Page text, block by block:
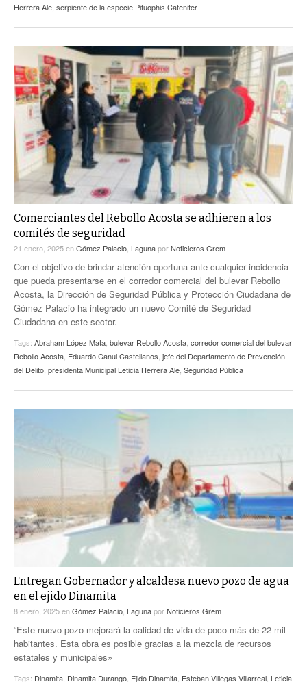
Herrera Ale, serpiente de la especie Pituophis Catenifer
Comerciantes del Rebollo Acosta se adhieren a los
comités de seguridad
21 enero, 2025enGómez Palacio LagunaporNoticieros Grem
Con el objetivo de brindar atención oportuna ante cualquier incidencia
que pueda presentarse en el corredor comercial del bulevar Rebollo
Acosta, la Dirección de Seguridad Pública y Protección Ciudadana de
Gómez Palacio ha integrado un nuevo Comité de Seguridad
Ciudadana en este sector.
Tags: Abraham López Mata bulevar Rebollo Acosta corredor comercial del bulevar
Rebollo Acosta Eduardo Canul Castellanos jefe del Departamento de Prevención
del Delito presidenta Municipal Leticia Herrera Ale Seguridad Pública
Entregan Gobernador y alcaldesa nuevo pozo de agua
en el ejido Dinamita
8 enero, 2025enGómez Palacio LagunaporNoticieros Grem
“Este nuevo pozo mejorará la calidad de vida de poco más de 22 mil
habitantes. Esta obra es posible gracias a la mezcla de recursos
estatales y municipales»
Tags: Dinamita Dinamita Durango Ejido Dinamita Esteban Villegas Villarreal Leticia